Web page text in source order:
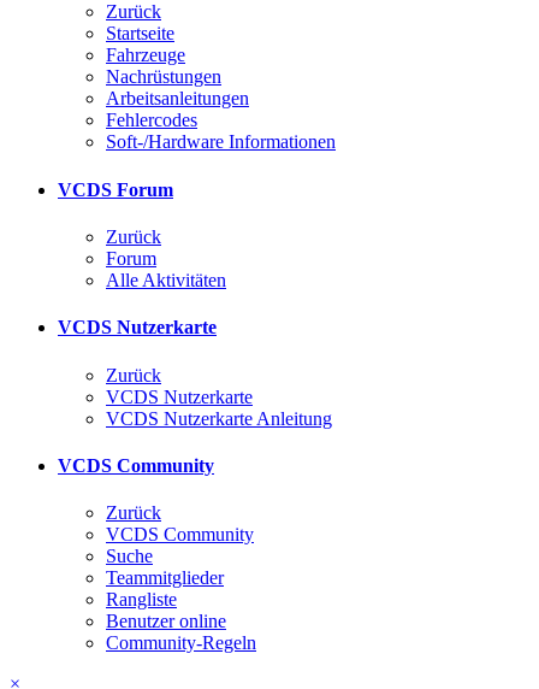
Zurück
Startseite
Fahrzeuge
Nachrüstungen
Arbeitsanleitungen
Fehlercodes
Soft-/Hardware Informationen
VCDS Forum
Zurück
Forum
Alle Aktivitäten
VCDS Nutzerkarte
Zurück
VCDS Nutzerkarte
VCDS Nutzerkarte Anleitung
VCDS Community
Zurück
VCDS Community
Suche
Teammitglieder
Rangliste
Benutzer online
Community-Regeln
×